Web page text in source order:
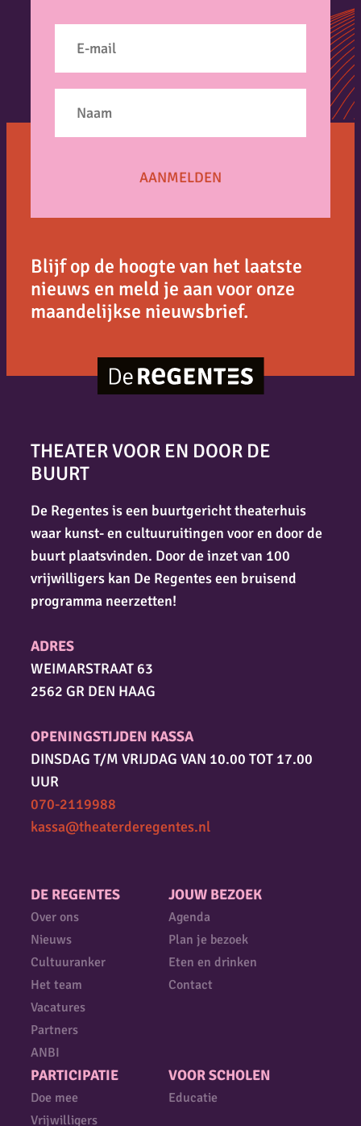
Blijf op de hoogte van het laatste
nieuws en meld je aan voor onze
maandelijkse nieuwsbrief.
DE REGENTES
Over ons
Nieuws
Cultuuranker
Het team
Vacatures
Partners
ANBI
JOUW BEZOEK
Agenda
Plan je bezoek
Eten en drinken
Contact
PARTICIPATIE
Doe mee
Vrijwilligers
VOOR SCHOLEN
Educatie
THEATER VOOR EN DOOR DE
BUURT
De Regentes is een buurtgericht theaterhuis
waar kunst- en cultuuruitingen voor en door de
buurt plaatsvinden. Door de inzet van 100
vrijwilligers kan De Regentes een bruisend
programma neerzetten!
ADRES
WEIMARSTRAAT 63
2562 GR DEN HAAG
OPENINGSTIJDEN KASSA
DINSDAG T/M VRIJDAG VAN 10.00 TOT 17.00
UUR
070-2119988
kassa@theaterderegentes.nl